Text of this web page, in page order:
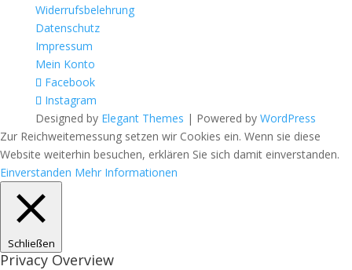
Widerrufsbelehrung
Datenschutz
Impressum
Mein Konto
Facebook
Instagram
Designed by Elegant Themes | Powered by WordPress
Zur Reichweitemessung setzen wir Cookies ein. Wenn sie diese
Website weiterhin besuchen, erklären Sie sich damit einverstanden.
Einverstanden Mehr Informationen
Schließen
Privacy Overview